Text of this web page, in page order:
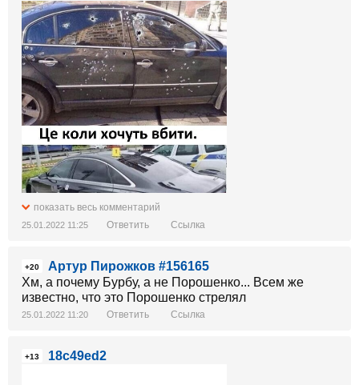
показать весь комментарий
25.01.2022 11:25 Ответить Ссылка
+20
Артур Пирожков #156165
Хм, а почему Бурбу, а не Порошенко... Всем же
известно, что это Порошенко стрелял
25.01.2022 11:20 Ответить Ссылка
+13 18c49ed2